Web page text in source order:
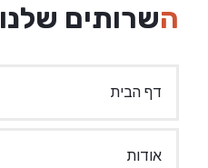
השרותים שלנו
דף הבית
אודות